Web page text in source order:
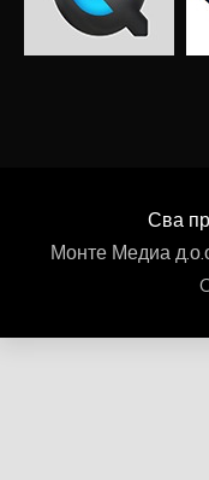
Сва
Монте Медиа